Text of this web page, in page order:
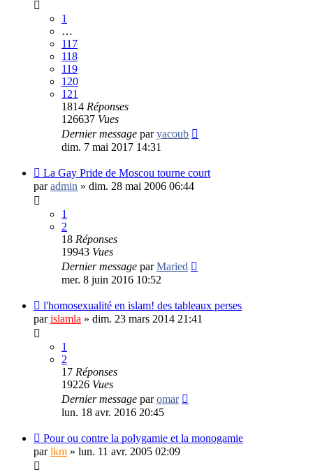
1
…
117
118
119
120
121
1814 Réponses
126637 Vues
Dernier message paryacoub
dim. 7 mai 2017 14:31
La Gay Pride de Moscou tourne court
paradmin » dim. 28 mai 2006 06:44
1
2
18 Réponses
19943 Vues
Dernier message parMaried
mer. 8 juin 2016 10:52
l'homosexualité en islam! des tableaux perses
parislamla » dim. 23 mars 2014 21:41
1
2
17 Réponses
19226 Vues
Dernier message paromar
lun. 18 avr. 2016 20:45
Pour ou contre la polygamie et la monogamie
parlkm » lun. 11 avr. 2005 02:09